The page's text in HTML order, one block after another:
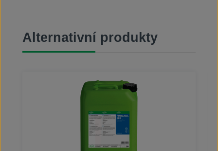
Přeskočit galerii produktů
Alternativní produkty